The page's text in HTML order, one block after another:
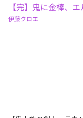
【完】鬼に金棒、
伊藤クロエ